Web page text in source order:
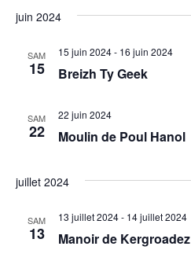
juin 2024
SAM
15 Breizh Ty Geek
15 juin 2024- 16 juin 2024
SAM
22 Moulin de Poul Hanol
22 juin 2024
juillet 2024
SAM
13 Manoir de Kergroadez
13 juillet 2024- 14 juillet 2024